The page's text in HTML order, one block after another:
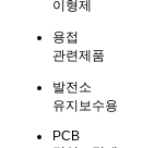
이형제
용접
관련제품
발전소
유지보수용
PCB